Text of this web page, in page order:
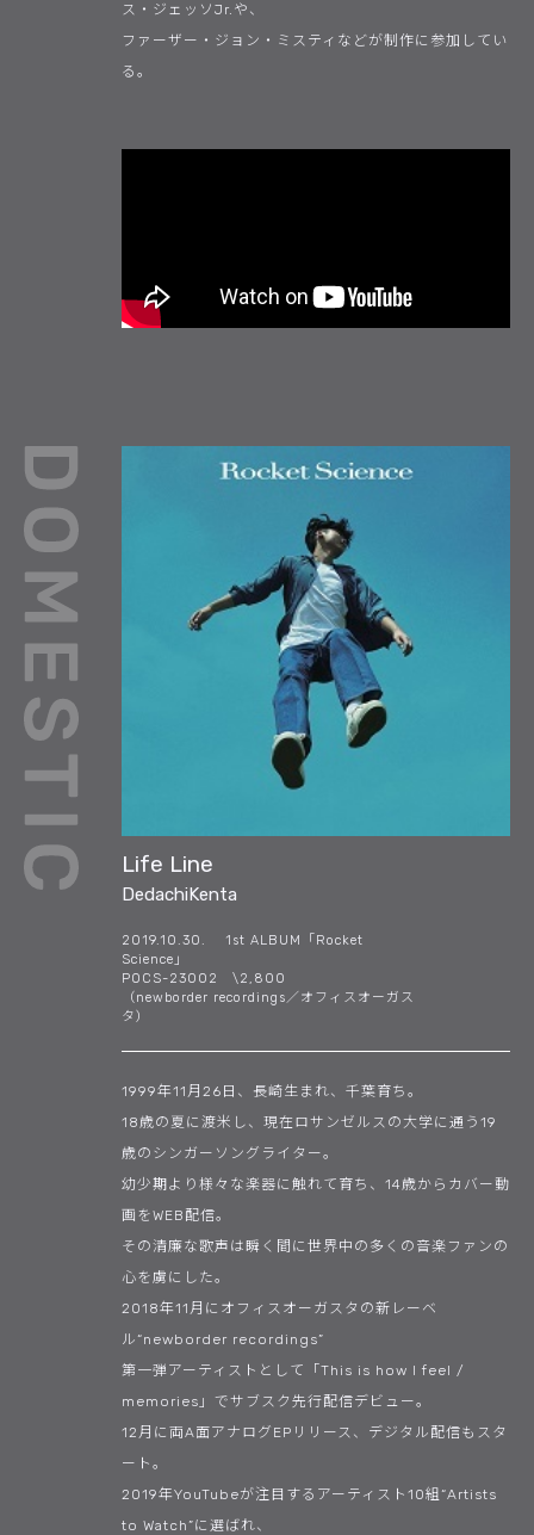
ス・ジェッソJr.や、
ファーザー・ジョン・ミスティなどが制作に参加してい
る。
Life Line
DedachiKenta
2019.10.30. 1st ALBUM「Rocket
Science」
POCS-23002 \2,800
（newborder recordings／オフィスオーガス
タ）
1999年11月26日、長崎生まれ、千葉育ち。
18歳の夏に渡米し、現在ロサンゼルスの大学に通う19
歳のシンガーソングライター。
幼少期より様々な楽器に触れて育ち、14歳からカバー動
画をWEB配信。
その清廉な歌声は瞬く間に世界中の多くの音楽ファンの
心を虜にした。
2018年11月にオフィスオーガスタの新レーベ
ル“newborder recordings”
第一弾アーティストとして「This is how I feel /
memories」でサブスク先行配信デビュー。
12月に両A面アナログEPリリース、デジタル配信もスタ
ート。
2019年YouTubeが注目するアーティスト10組“Artists
to Watch”に選ばれ、